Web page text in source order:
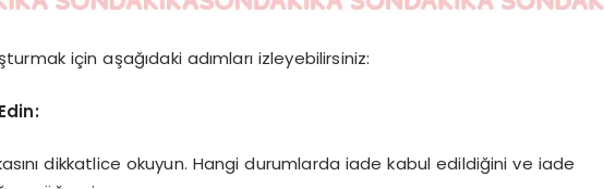
için aşağıdaki adımları izleyebilirsiniz:
dikkatlice okuyun. Hangi durumlarda iade kabul edildiğini ve iade